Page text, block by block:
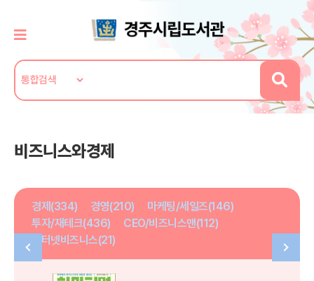
비즈니스와경제
경제(334) 경영(210)
마케팅/세일즈(146)
투자/재테크(436)
CEO/비즈니스맨(112)
인터넷비즈니스(21)